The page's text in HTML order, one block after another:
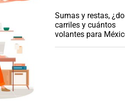
Sumas y restas,
carriles y cuántos
volantes para